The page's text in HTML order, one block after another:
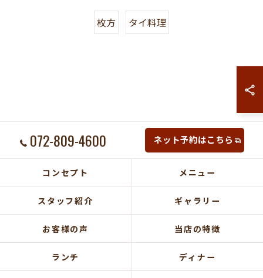
枚方 タイ料理
072-809-4600 ネット予約はこちら
コンセプト メニュー
スタッフ紹介 ギャラリー
お客様の声 当店の特徴
ランチ ディナー